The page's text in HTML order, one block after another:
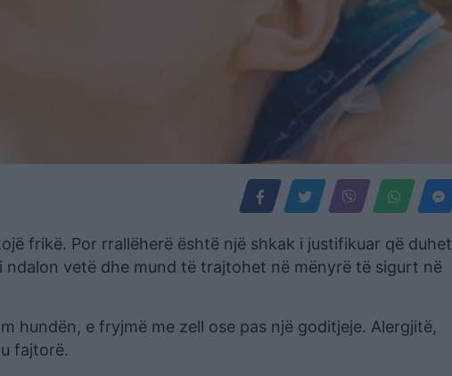
frikë. Por rrallëherë është një shkak i justifikuar që duhet
ndalon vetë dhe mund të trajtohet në mënyrë të sigurt në
hundën, e fryjmë me zell ose pas një goditjeje. Alergjitë,
fajtorë.